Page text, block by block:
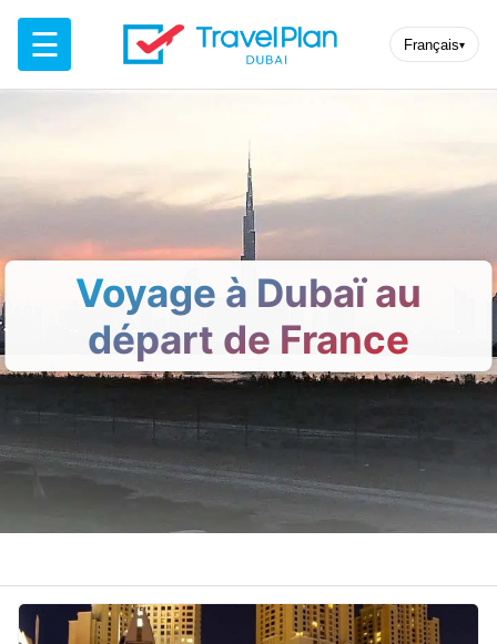
☰ Français▾
Voyage à Dubaï au
départ de France